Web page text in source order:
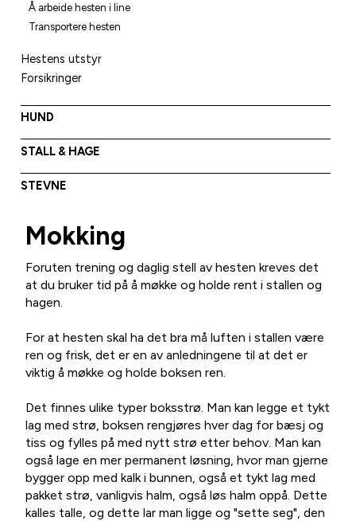
Å arbeide hesten i line
Transportere hesten
Hestens utstyr
Forsikringer
HUND
STALL & HAGE
STEVNE
Mokking
Foruten trening og daglig stell av hesten kreves det
at du bruker tid på å møkke og holde rent i stallen og
hagen.
For at hesten skal ha det bra må luften i stallen være
ren og frisk, det er en av anledningene til at det er
viktig å møkke og holde boksen ren.
Det finnes ulike typer boksstrø. Man kan legge et tykt
lag med strø, boksen rengjøres hver dag for bæsj og
tiss og fylles på med nytt strø etter behov. Man kan
også lage en mer permanent løsning, hvor man gjerne
bygger opp med kalk i bunnen, også et tykt lag med
pakket strø, vanligvis halm, også løs halm oppå. Dette
kalles talle, og dette lar man ligge og "sette seg", den